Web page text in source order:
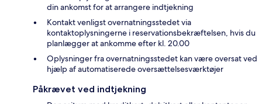
din ankomst for at arrangere indtjekning
Kontakt venligst overnatningsstedet via
kontaktoplysningerne i reservationsbekræftelsen, hvis du
planlægger at ankomme efter kl. 20.00
Oplysninger fra overnatningsstedet kan være oversat ved
hjælp af automatiserede oversættelsesværktøjer
Påkrævet ved indtjekning